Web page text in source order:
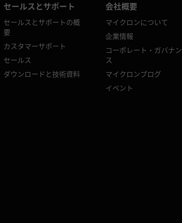
セールスとサポート
セールスとサポートの概
要
カスタマーサポート
セールス
ダウンロードと技術資料
会社概要
マイクロンについて
企業情報
コーポレート・ガバナン
ス
マイクロンブログ
イベント